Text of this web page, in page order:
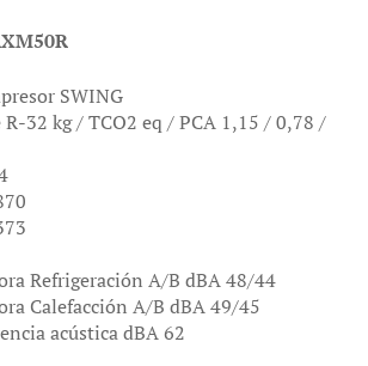
SWING
32 kg / TCO2 eq / PCA 1,15 / 0,78 /
Refrigeración A/B dBA 48/44
Calefacción A/B dBA 49/45
acústica dBA 62